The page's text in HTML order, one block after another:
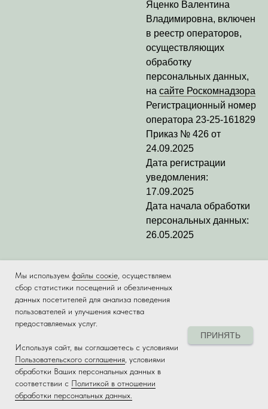
Главная Лэпбук
Мы используем файлы соокіе , осуществляем
сбор статистики посещений и обезличенных
данных посетителей для анализа поведения
пользователей и улучшения качества
предоставляемых услуг.
Используя сайт, вы соглашаетесь с условиями
Пользовательского соглашения , условиями
обработки Ваших персональных данных в
соответствии с Политикой в отношении
обработки персональных данных.
ПРИНЯТЬ
Яценко Валентина
Владимировна, включен
в реестр операторов,
осуществляющих
обработку
персональных данных,
на сайте Роскомнадзора
Регистрационный номер
оператора 23-25-161829
Приказ № 426 от
24.09.2025
Дата регистрации
уведомления:
17.09.2025
Дата начала обработки
персональных данных:
26.05.2025
Made on Tilda